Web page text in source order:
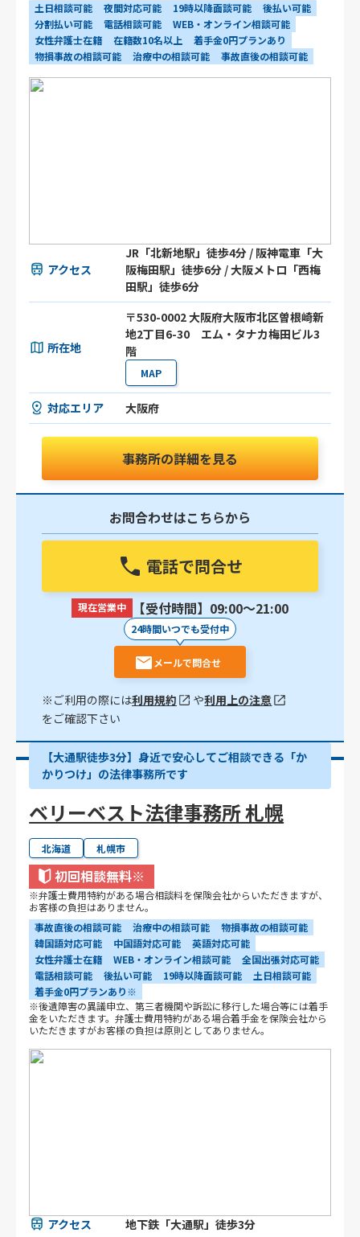
土日相談可能 夜間対応可能 19時以降面談可能
後払い可能
分割払い可能
電話相談可能
WEB・オンライン相談可能
女性弁護士在籍
在籍数10名以上
着手金0円プランあり
物損事故の相談可能
治療中の相談可能 事故直後の相談可能
アクセス
JR「北新地駅」徒歩4分 / 阪神電車「大
阪梅田駅」徒歩6分 / 大阪メトロ「西梅
田駅」徒歩6分
所在地
〒530-0002 大阪府大阪市北区曽根崎新
地2丁目6-30 エム・タナカ梅田ビル3
階
MAP
対応エリア 大阪府
事務所の詳細を見る
お問合わせはこちらから
電話で問合せ
現在営業中 【受付時間】09:00〜21:00
24時間いつでも受付中
メールで問合せ
※ご利用の際には利用規約 や利用上の注意
をご確認下さい
【大通駅徒歩3分】身近で安心してご相談できる「か
かりつけ」の法律事務所です
ベリーベスト法律事務所 札幌
北海道 札幌市
初回相談無料※
※弁護士費用特約がある場合相談料を保険会社からいただきますが、
お客様の負担はありません。
事故直後の相談可能
治療中の相談可能
物損事故の相談可能
韓国語対応可能
中国語対応可能
英語対応可能
女性弁護士在籍
WEB・オンライン相談可能
全国出張対応可能
電話相談可能
後払い可能 19時以降面談可能
土日相談可能
着手金0円プランあり※
※後遺障害の異議申立、第三者機関や訴訟に移行した場合等には着手
金をいただきます。弁護士費用特約がある場合着手金を保険会社から
いただきますがお客様の負担は原則としてありません。
アクセス 地下鉄「大通駅」徒歩3分